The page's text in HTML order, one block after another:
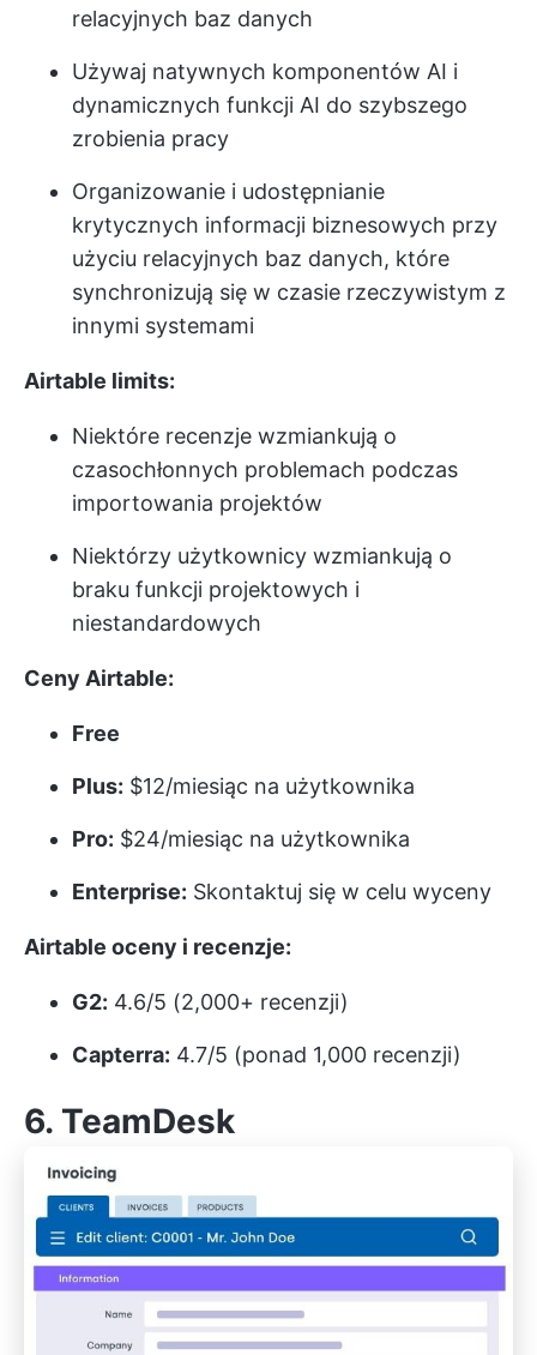
relacyjnych baz danych
Używaj natywnych komponentów AI i
dynamicznych funkcji AI do szybszego
zrobienia pracy
Organizowanie i udostępnianie
krytycznych informacji biznesowych przy
użyciu relacyjnych baz danych, które
synchronizują się w czasie rzeczywistym z
innymi systemami
Airtable limits:
Niektóre recenzje wzmiankują o
czasochłonnych problemach podczas
importowania projektów
Niektórzy użytkownicy wzmiankują o
braku funkcji projektowych i
niestandardowych
Ceny Airtable:
Free
Plus: $12/miesiąc na użytkownika
Pro: $24/miesiąc na użytkownika
Enterprise: Skontaktuj się w celu wyceny
Airtable oceny i recenzje:
G2: 4.6/5 (2,000+ recenzji)
Capterra: 4.7/5 (ponad 1,000 recenzji)
6. TeamDesk